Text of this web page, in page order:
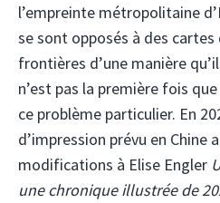
l’empreinte métropolitaine
se sont opposés à des
frontières d’une manière
n’est pas la première fois
ce problème particulier. En
d’impression prévu en Chine
modifications à Elise Engler
une chronique illustrée de